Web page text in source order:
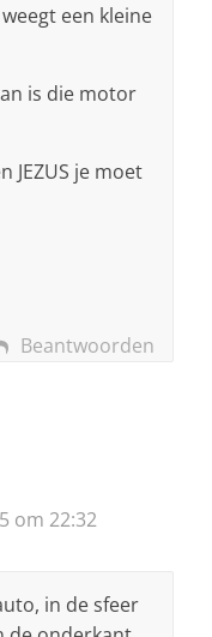
een kleine
is die motor
JEZUS je moet
Beantwoorden
om 22:32
in de sfeer